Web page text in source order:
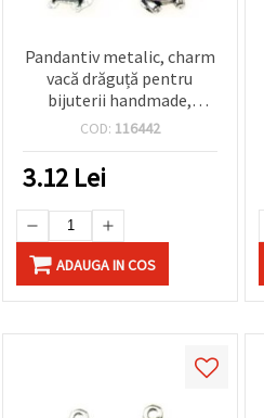
Pandantiv metalic, charm
vacă drăguță pentru
bijuterii handmade,
18x10x2.5 mm, gaură 1.5
set 10 bucăți
COD: 116442
3.12 Lei
ADAUGA IN COS